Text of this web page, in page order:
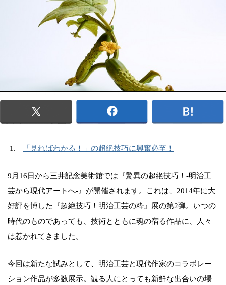
「見ればわかる！」の超絶技巧に興奮必至！
9月16日から三井記念美術館では『驚異の超絶技巧！-明治工
芸から現代アートへ-』が開催されます。これは、2014年に大
好評を博した『超絶技巧！明治工芸の粋』展の第2弾。いつの
時代のものであっても、技術とともに魂の宿る作品に、人々
は惹かれてきました。
今回は新たな試みとして、明治工芸と現代作家のコラボレー
ション作品が多数展示。観る人にとっても新鮮な出合いの場